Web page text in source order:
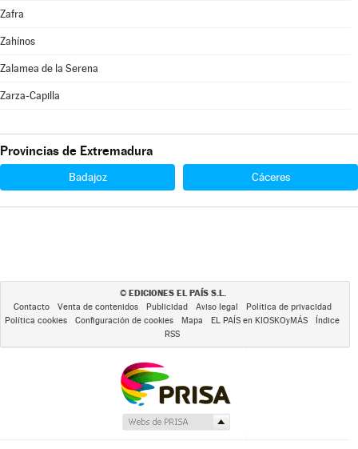
Zafra
Zahínos
Zalamea de la Serena
Zarza-Capilla
Provincias de Extremadura
Badajoz Cáceres
© EDICIONES EL PAÍS S.L.
Contacto Venta de contenidos Publicidad Aviso legal
Política de privacidad
Política cookies
Configuración de cookies Mapa EL PAÍS en KIOSKOyMÁS
Índice
RSS